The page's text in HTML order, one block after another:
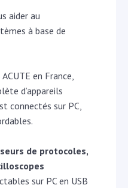
aider au
à base de
en France,
d’appareils
connectés sur PC,
de protocoles,
sur PC en USB